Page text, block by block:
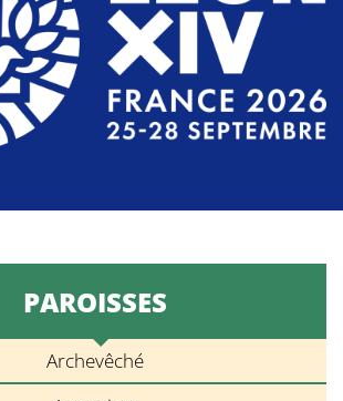
PAROISSES
Archevêché